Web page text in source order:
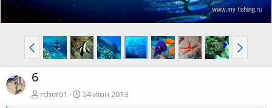
6
rcher01 24 июн 2013